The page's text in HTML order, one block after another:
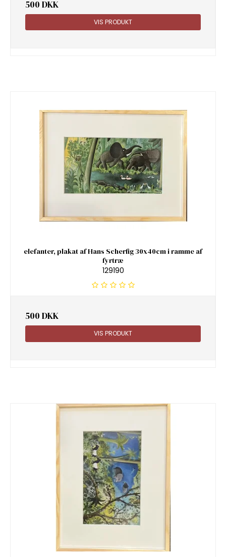
500 DKK
VIS PRODUKT
elefanter, plakat af Hans Scherfig 30x40cm i ramme af
fyrtræ
129190
500 DKK
VIS PRODUKT